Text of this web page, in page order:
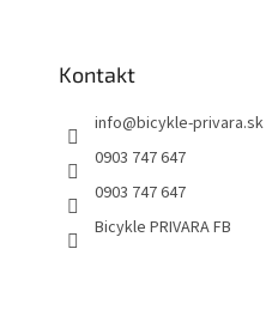
Kontakt
info@bicykle-privara.sk
0903 747 647
0903 747 647
Bicykle PRIVARA FB